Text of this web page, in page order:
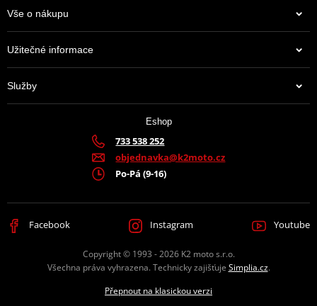
Vše o nákupu
Užitečné informace
Služby
Eshop
733 538 252
objednavka@k2moto.cz
Po-Pá (9-16)
Facebook Instagram Youtube
Copyright © 1993 - 2026 K2 moto s.r.o.
Všechna práva vyhrazena. Technicky zajišťuje Simplia.cz.
Přepnout na klasickou verzi